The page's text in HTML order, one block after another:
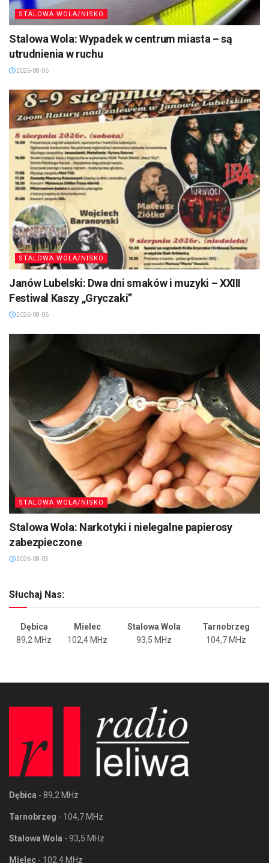
STALOWA WOLA/NISKO
Stalowa Wola: Wypadek w centrum miasta – są
utrudnienia w ruchu
2026-08-06
STALOWA WOLA/NISKO
Janów Lubelski: Dwa dni smaków i muzyki – XXIII
Festiwal Kaszy „Gryczaki”
2026-08-06
STALOWA WOLA/NISKO
Stalowa Wola: Narkotyki i nielegalne papierosy
zabezpieczone
2026-08-05
Słuchaj Nas:
Dębica Mielec Stalowa Wola
Tarnobrzeg
89,2 MHz
102,4 MHz 93,5 MHz 104,7 MHz
Dębica - 89,2 MHz
Tarnobrzeg - 104,7 MHz
Stalowa Wola - 93,5 MHz
Mielec - 102,4 MHz